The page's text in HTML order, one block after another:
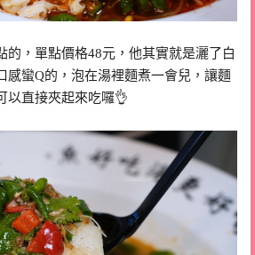
，單點價格48元，他其實就是灑了白
感蠻Q的，泡在湯裡麵煮一會兒，讓麵
以直接夾起來吃囉👌